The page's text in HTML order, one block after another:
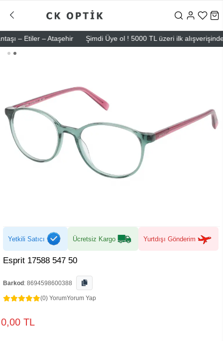
– Etiler – Ataşehir Şimdi Üye ol ! 5000 TL üzeri ilk alışverişinde
Yetkili Satıcı Ücretsiz Kargo Yurtdışı Gönderim
Esprit 17588 547 50
Barkod : 8694598600388
(0) YorumYorum Yap
0,00 TL